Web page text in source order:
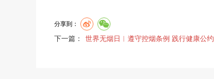
分享到：
下一篇： 世界无烟日︱遵守控烟条例 践行健康公约